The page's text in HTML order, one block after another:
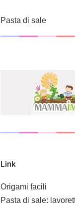
Pasta di sale
Link
Origami facili
Pasta di sale: